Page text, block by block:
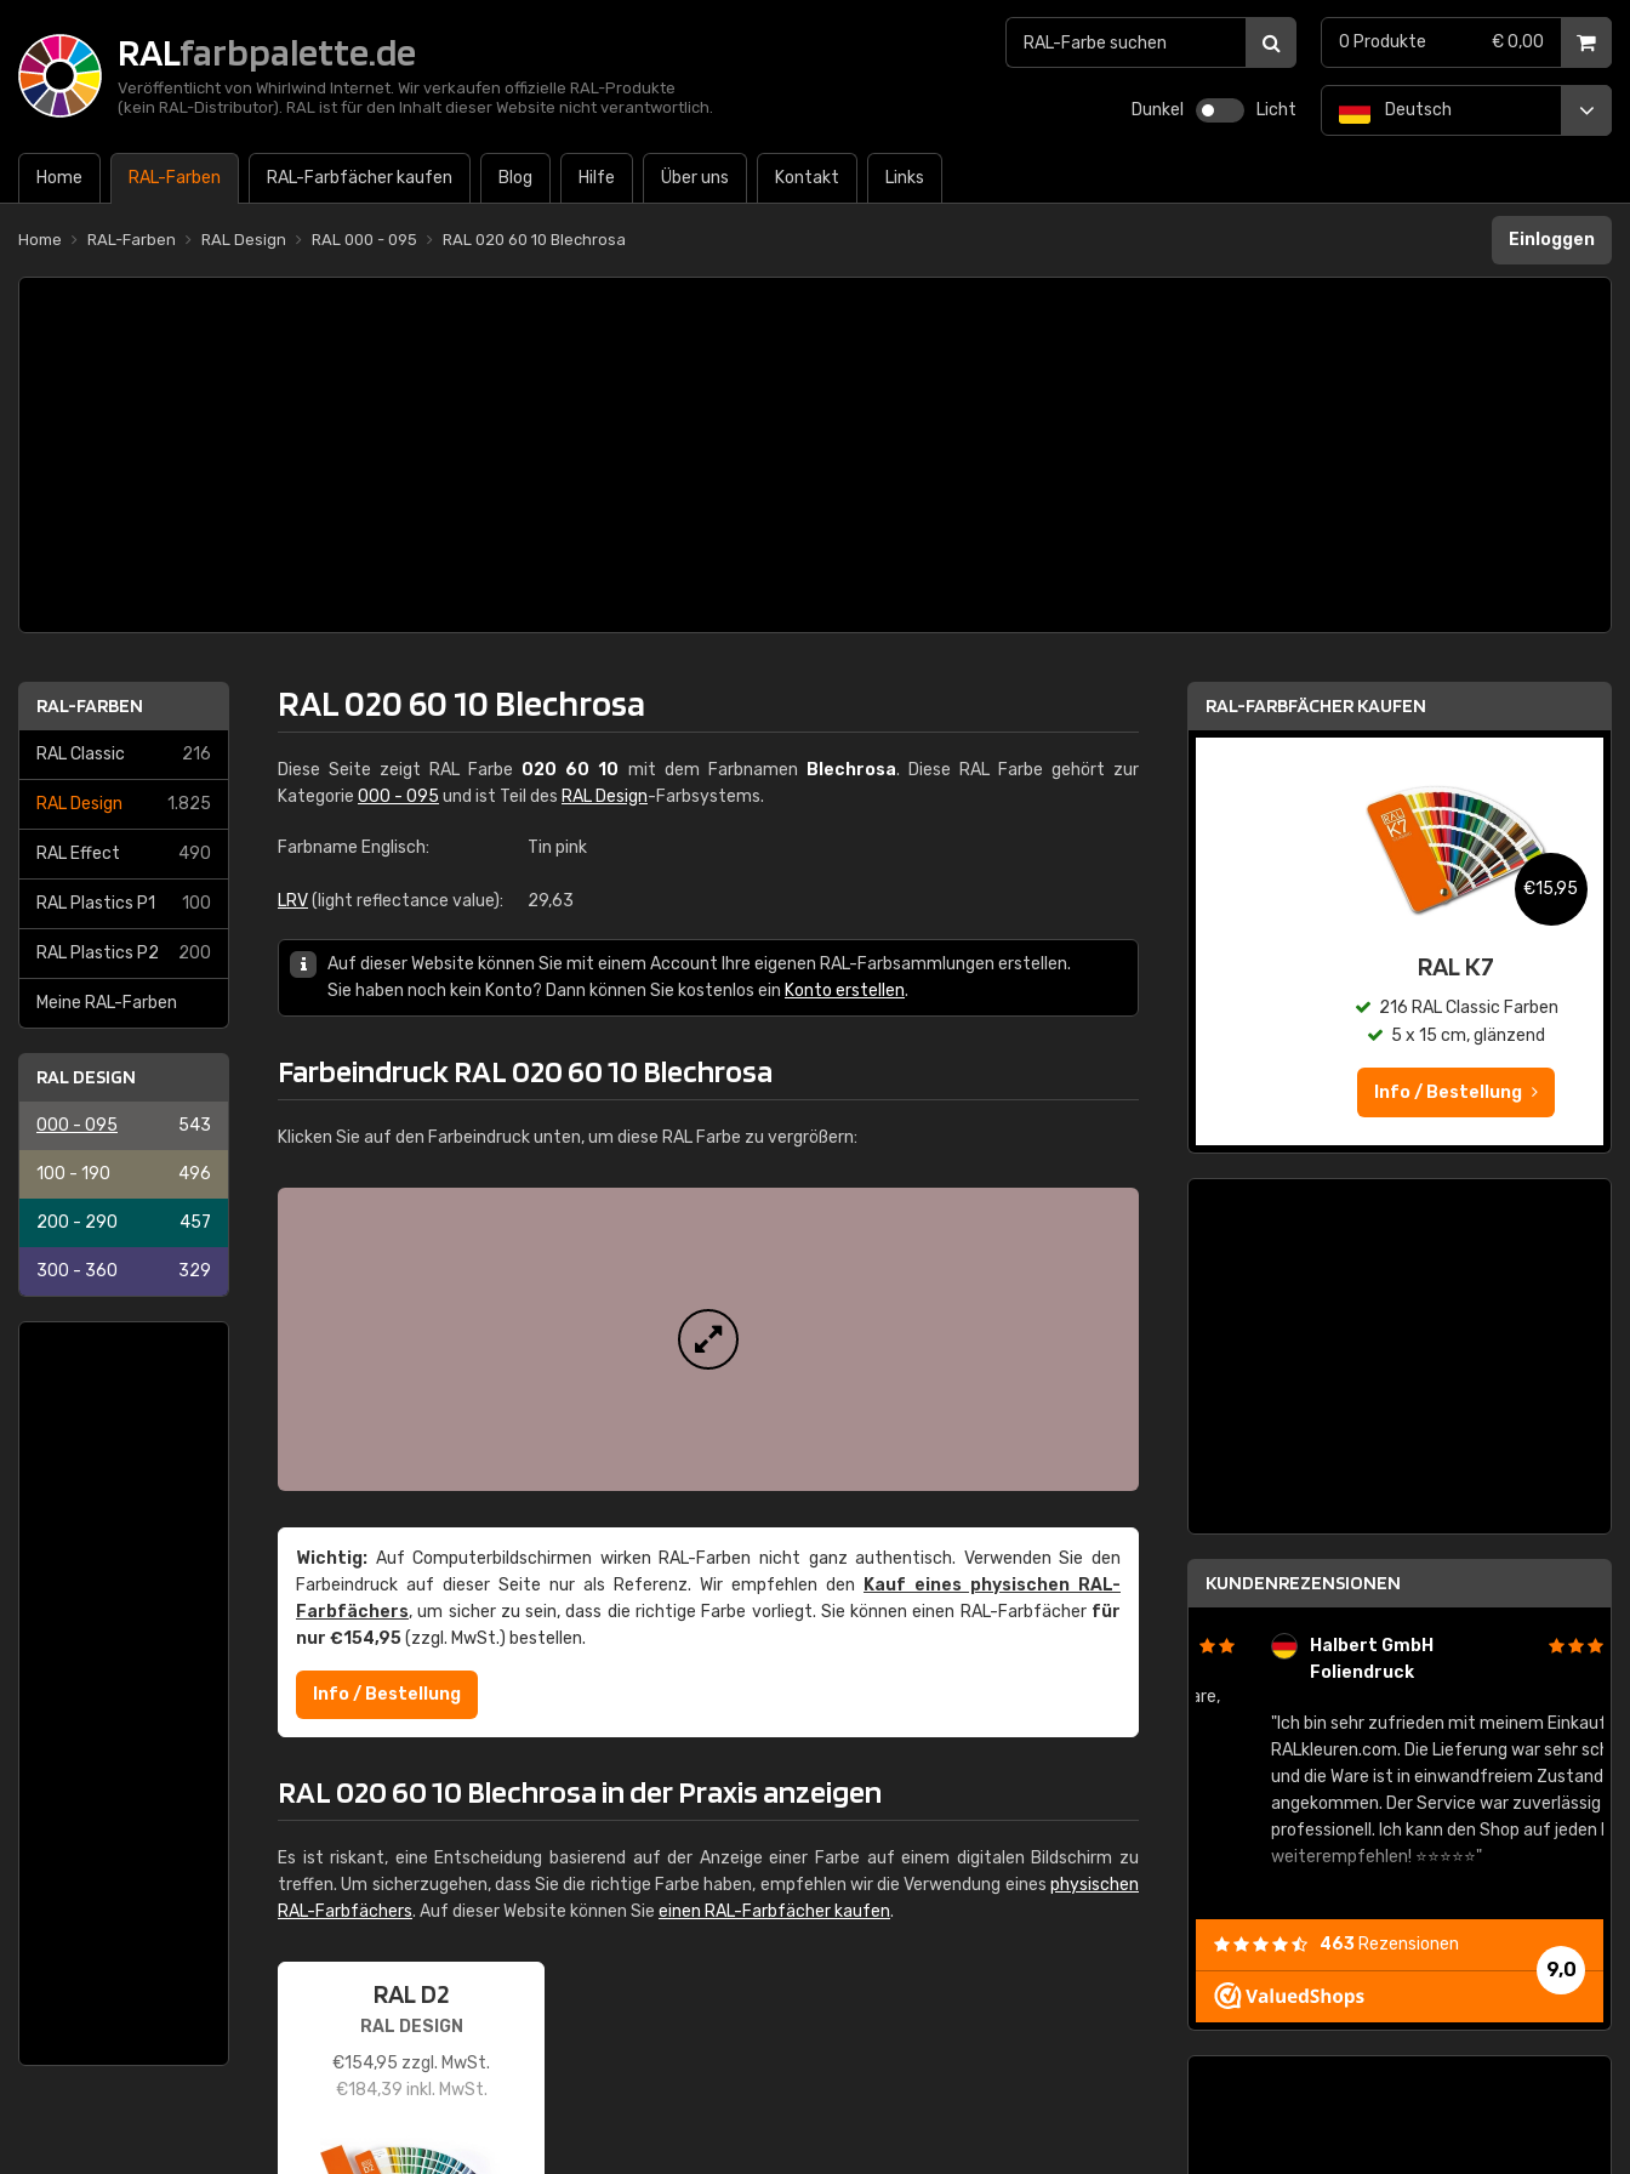
RALfarbpalette.de
Veröffentlicht von Whirlwind Internet. Wir verkaufen offizielle RAL-Produkte
(kein RAL-Distributor). RAL ist für den Inhalt dieser Website nicht verantwortlich.
Dunkel Licht
Home RAL-Farben RAL-Farbfächer kaufen Blog Hilfe Über uns Kontakt Links
Deutsch
0 Produkte € 0,00
Home RAL-Farben RAL Design RAL 000 - 095 RAL 020 60 10 Blechrosa Einloggen
RAL-FARBEN
RAL Classic 216
RAL Design 1.825
RAL Effect 490
RAL Plastics P1 100
RAL Plastics P2 200
Meine RAL-Farben
RAL DESIGN
000 - 095 543
100 - 190 496
200 - 290 457
300 - 360 329
RAL 020 60 10 Blechrosa
Diese Seite zeigt RAL Farbe 020 60 10 mit dem Farbnamen Blechrosa. Diese RAL Farbe gehört zur
Kategorie 000 - 095 und ist Teil des RAL Design-Farbsystems.
Farbname Englisch: Tin pink
LRV(light reflectance value): 29,63
Auf dieser Website können Sie mit einem Account Ihre eigenen RAL-Farbsammlungen erstellen.
Sie haben noch kein Konto? Dann können Sie kostenlos ein Konto erstellen.
Farbeindruck RAL 020 60 10 Blechrosa
Klicken Sie auf den Farbeindruck unten, um diese RAL Farbe zu vergrößern:
Wichtig: Auf Computerbildschirmen wirken RAL-Farben nicht ganz authentisch. Verwenden Sie den
Farbeindruck auf dieser Seite nur als Referenz. Wir empfehlen den
Kauf eines physischen RAL-
Farbfächers, um sicher zu sein, dass die richtige Farbe vorliegt. Sie können einen RAL-Farbfächer für
nur €154,95(zzgl. MwSt.) bestellen.
Info / Bestellung
RAL 020 60 10 Blechrosa in der Praxis anzeigen
Es ist riskant, eine Entscheidung basierend auf der Anzeige einer Farbe auf einem digitalen Bildschirm zu
treffen. Um sicherzugehen, dass Sie die richtige Farbe haben, empfehlen wir die Verwendung eines physischen
RAL-Farbfächers. Auf dieser Website können Sie einen RAL-Farbfächer kaufen.
RAL D2
RAL DESIGN
€154,95 zzgl. MwSt.
€184,39 inkl. MwSt.
RAL-FARBFÄCHER KAUFEN
RAL K7 auf Wasserbasis
€15,95
RAL K7
216 RAL Classic Farben
5 x 15 cm, glänzend
Info / Bestellung
KUNDENREZENSIONEN
Halbert GmbH
Foliendruck
"Ich bin sehr zufrieden mit meinem Einkauf bei
RALkleuren.com. Die Lieferung war sehr schnell
und die Ware ist in einwandfreiem Zustand
angekommen. Der Service war zuverlässig und
professionell. Ich kann den Shop auf jeden Fall
weiterempfehlen! ⭐⭐⭐⭐⭐"
9,0
463 Rezensionen